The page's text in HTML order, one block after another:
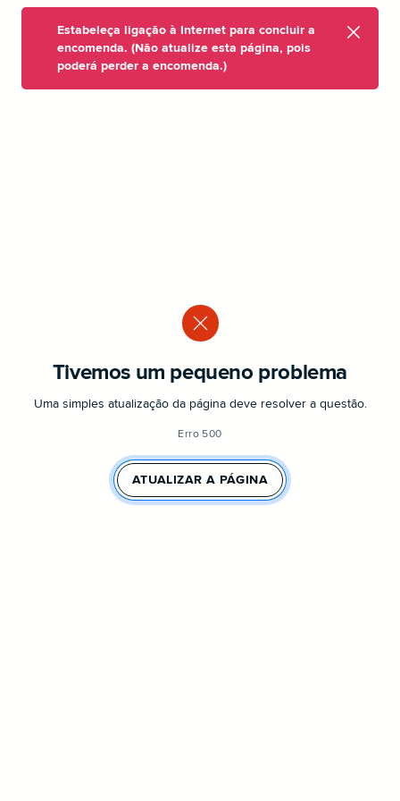
Estabeleça ligação à Internet para concluir a
encomenda. (Não atualize esta página, pois
poderá perder a encomenda.)
Tivemos um pequeno problema
Uma simples atualização da página deve resolver a questão.
Erro 500
ATUALIZAR A PÁGINA